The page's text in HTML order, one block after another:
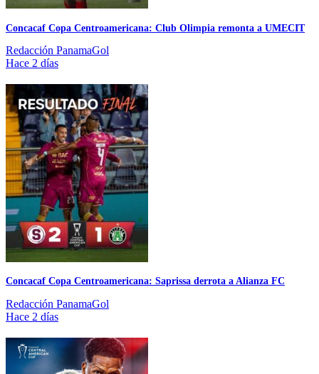
Concacaf Copa Centroamericana: Club Olimpia remonta a UMECIT
Redacción PanamaGol
Hace 2 días
Concacaf Copa Centroamericana: Saprissa derrota a Alianza FC
Redacción PanamaGol
Hace 2 días